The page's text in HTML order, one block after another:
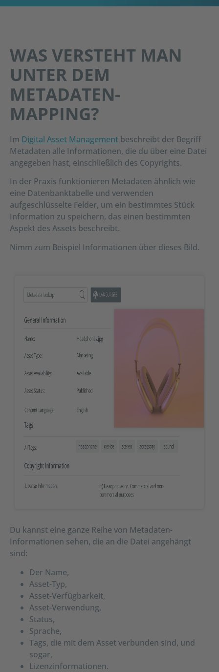
WAS VERSTEHT MAN
UNTER DEM
METADATEN-
MAPPING?
Im Digital Asset Management beschreibt der Begriff
Metadaten alle Informationen, die du über eine Datei
angegeben hast, einschließlich des Copyrights.
In der Praxis funktionieren Metadaten ähnlich wie
eine Datenbanktabelle und verwenden
aufgeschlüsselte Felder, um ein bestimmtes Stück
Information zu speichern, das einen bestimmten
Aspekt des Assets beschreibt.
Nimm zum Beispiel Informationen über dieses Bild.
Du kannst eine ganze Reihe von Metadaten-
Informationen sehen, die an die Datei angehängt
sind:
Der Name,
Asset-Typ,
Asset-Verfügbarkeit,
Asset-Verwendung,
Status,
Sprache,
Tags, die mit dem Asset verbunden sind, und
sogar,
Lizenzinformationen.